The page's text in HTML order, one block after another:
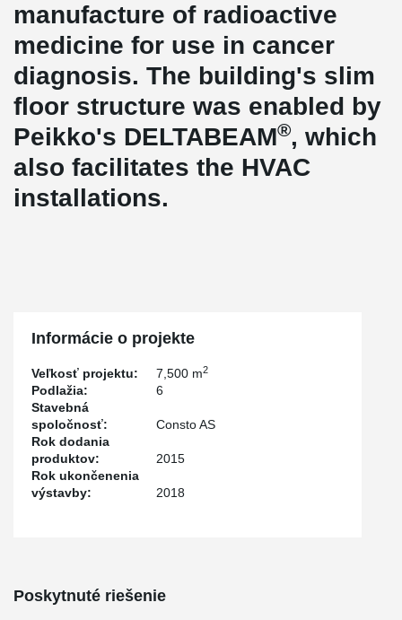
manufacture of radioactive
medicine for use in cancer
diagnosis. The building's slim
floor structure was enabled by
Peikko's DELTABEAM®, which
also facilitates the HVAC
installations.
Informácie o projekte
Veľkosť projektu: 7,500 m2
Podlažia:
6
Stavebná
spoločnosť:
Consto AS
Rok dodania
produktov:
2015
Rok ukončenenia
výstavby:
2018
Poskytnuté riešenie